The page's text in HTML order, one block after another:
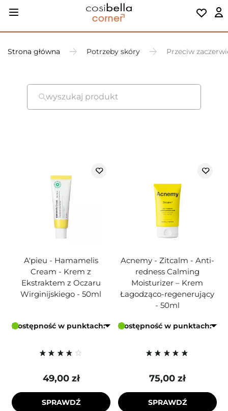
Strona główna Potrzeby skóry Przeciw
wyszukaj produkt
A'pieu - Hamamelis
Cream - Krem z
Ekstraktem z Oczaru
Wirginijskiego - 50ml
Dostępność w punktach:
49,00 zł
SPRAWDŹ
Acnemy - Zitcalm - Anti-
redness Calming
Moisturizer – Krem
Łagodząco-regenerujący
- 50ml
Dostępność w punktach:
75,00 zł
SPRAWDŹ